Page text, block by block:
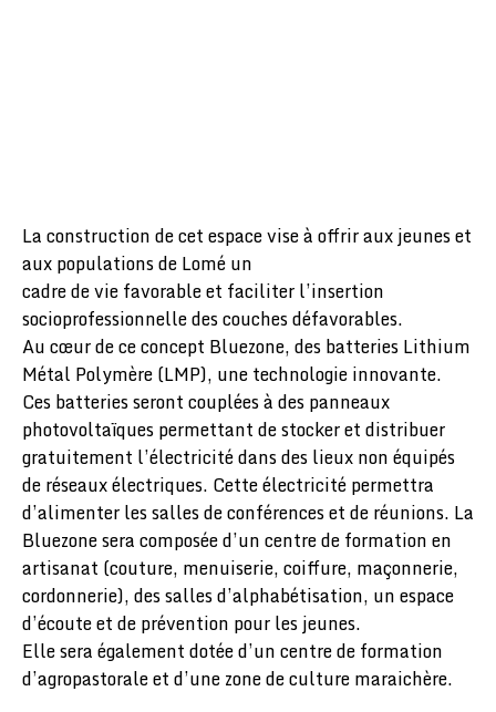
La construction de cet espace vise à offrir aux jeunes et
aux populations de Lomé un
cadre de vie favorable et faciliter l’insertion
socioprofessionnelle des couches défavorables.
Au cœur de ce concept Bluezone, des batteries Lithium
Métal Polymère (LMP), une technologie innovante.
Ces batteries seront couplées à des panneaux
photovoltaïques permettant de stocker et distribuer
gratuitement l’électricité dans des lieux non équipés
de réseaux électriques. Cette électricité permettra
d’alimenter les salles de conférences et de réunions. La
Bluezone sera composée d’un centre de formation en
artisanat (couture, menuiserie, coiffure, maçonnerie,
cordonnerie), des salles d’alphabétisation, un espace
d’écoute et de prévention pour les jeunes.
Elle sera également dotée d’un centre de formation
d’agropastorale et d’une zone de culture maraichère.